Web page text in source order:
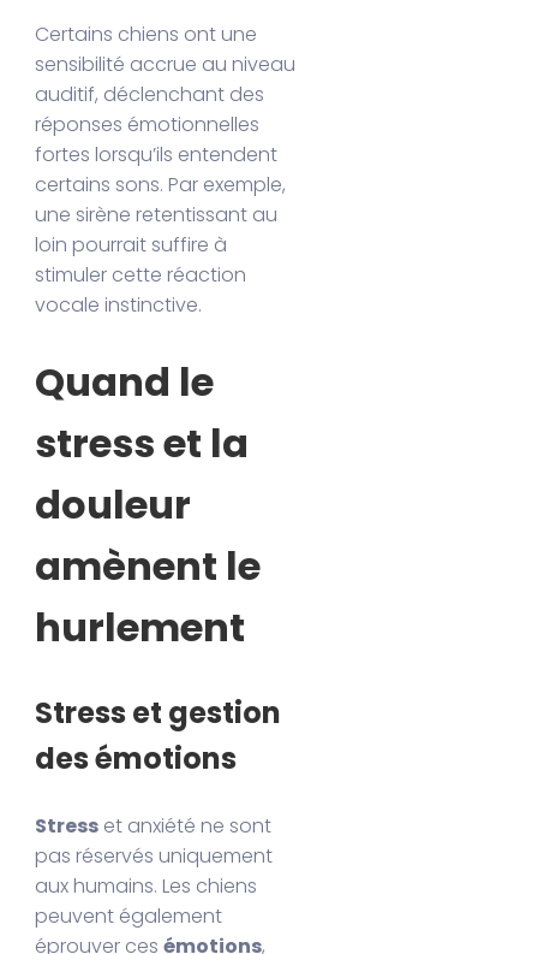
Certains chiens ont une
sensibilité accrue au niveau
auditif, déclenchant des
réponses émotionnelles
fortes lorsqu’ils entendent
certains sons. Par exemple,
une sirène retentissant au
loin pourrait suffire à
stimuler cette réaction
vocale instinctive.
Quand le
stress et la
douleur
amènent le
hurlement
Stress et gestion
des émotions
Stress et anxiété ne sont
pas réservés uniquement
aux humains. Les chiens
peuvent également
éprouver cesémotions,